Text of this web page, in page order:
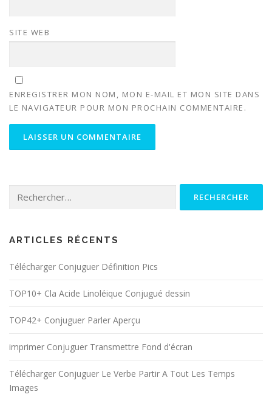
SITE WEB
ENREGISTRER MON NOM, MON E-MAIL ET MON SITE DANS
LE NAVIGATEUR POUR MON PROCHAIN COMMENTAIRE.
ARTICLES RÉCENTS
Télécharger Conjuguer Définition Pics
TOP10+ Cla Acide Linoléique Conjugué dessin
TOP42+ Conjuguer Parler Aperçu
imprimer Conjuguer Transmettre Fond d'écran
Télécharger Conjuguer Le Verbe Partir A Tout Les Temps
Images